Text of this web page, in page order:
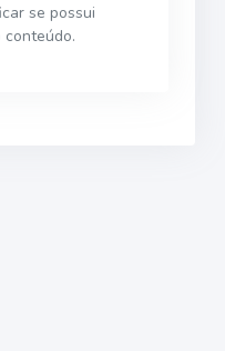
se possui
conteúdo.